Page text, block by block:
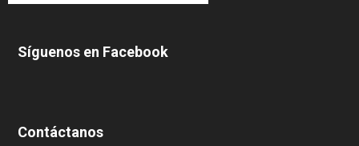
Síguenos en Facebook
Contáctanos